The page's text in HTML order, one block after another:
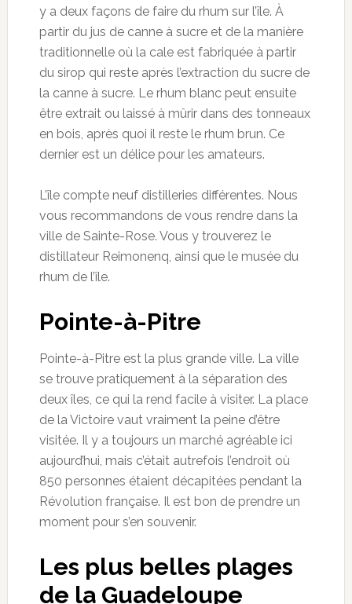
y a deux façons de faire du rhum sur l’île. À
partir du jus de canne à sucre et de la manière
traditionnelle où la cale est fabriquée à partir
du sirop qui reste après l’extraction du sucre de
la canne à sucre. Le rhum blanc peut ensuite
être extrait ou laissé à mûrir dans des tonneaux
en bois, après quoi il reste le rhum brun. Ce
dernier est un délice pour les amateurs.
L’île compte neuf distilleries différentes. Nous
vous recommandons de vous rendre dans la
ville de Sainte-Rose. Vous y trouverez le
distillateur Reimonenq, ainsi que le musée du
rhum de l’île.
Pointe-à-Pitre
Pointe-à-Pitre est la plus grande ville. La ville
se trouve pratiquement à la séparation des
deux îles, ce qui la rend facile à visiter. La place
de la Victoire vaut vraiment la peine d’être
visitée. Il y a toujours un marché agréable ici
aujourd’hui, mais c’était autrefois l’endroit où
850 personnes étaient décapitées pendant la
Révolution française. Il est bon de prendre un
moment pour s’en souvenir.
Les plus belles plages
de la Guadeloupe